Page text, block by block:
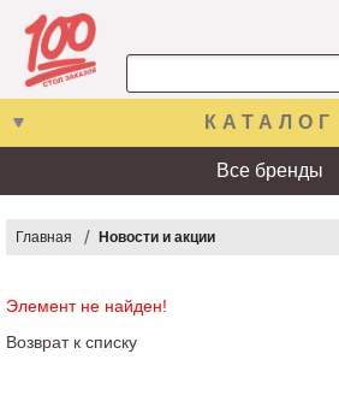
КАТАЛОГ
Все бренды
Главная Новости и акции
Элемент не найден!
Возврат к списку